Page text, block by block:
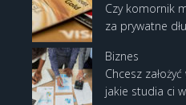
Czy komornik
za prywatne
Biznes
Chcesz
jakie studia ci